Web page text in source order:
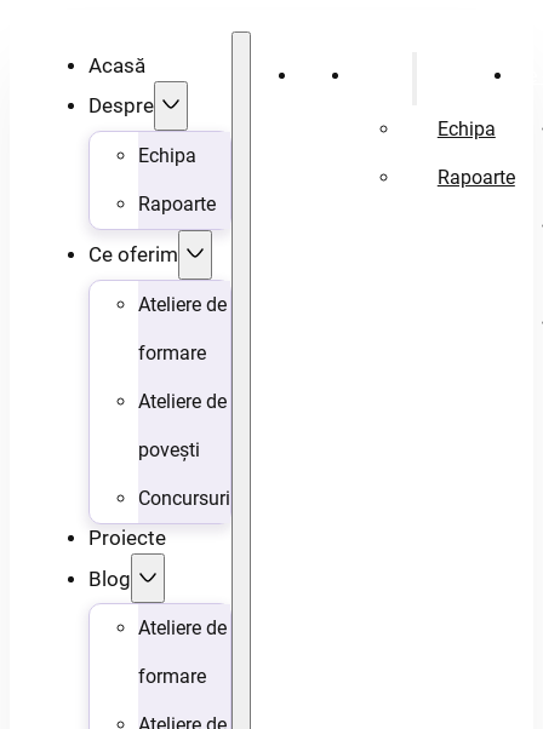
Acasă
Despre
Echipa
Rapoarte
Ce oferim
Ateliere de
formare
Ateliere de
povești
Concursuri
Proiecte
Blog
Ateliere de
formare
Acasă
Echipa
Rapoarte